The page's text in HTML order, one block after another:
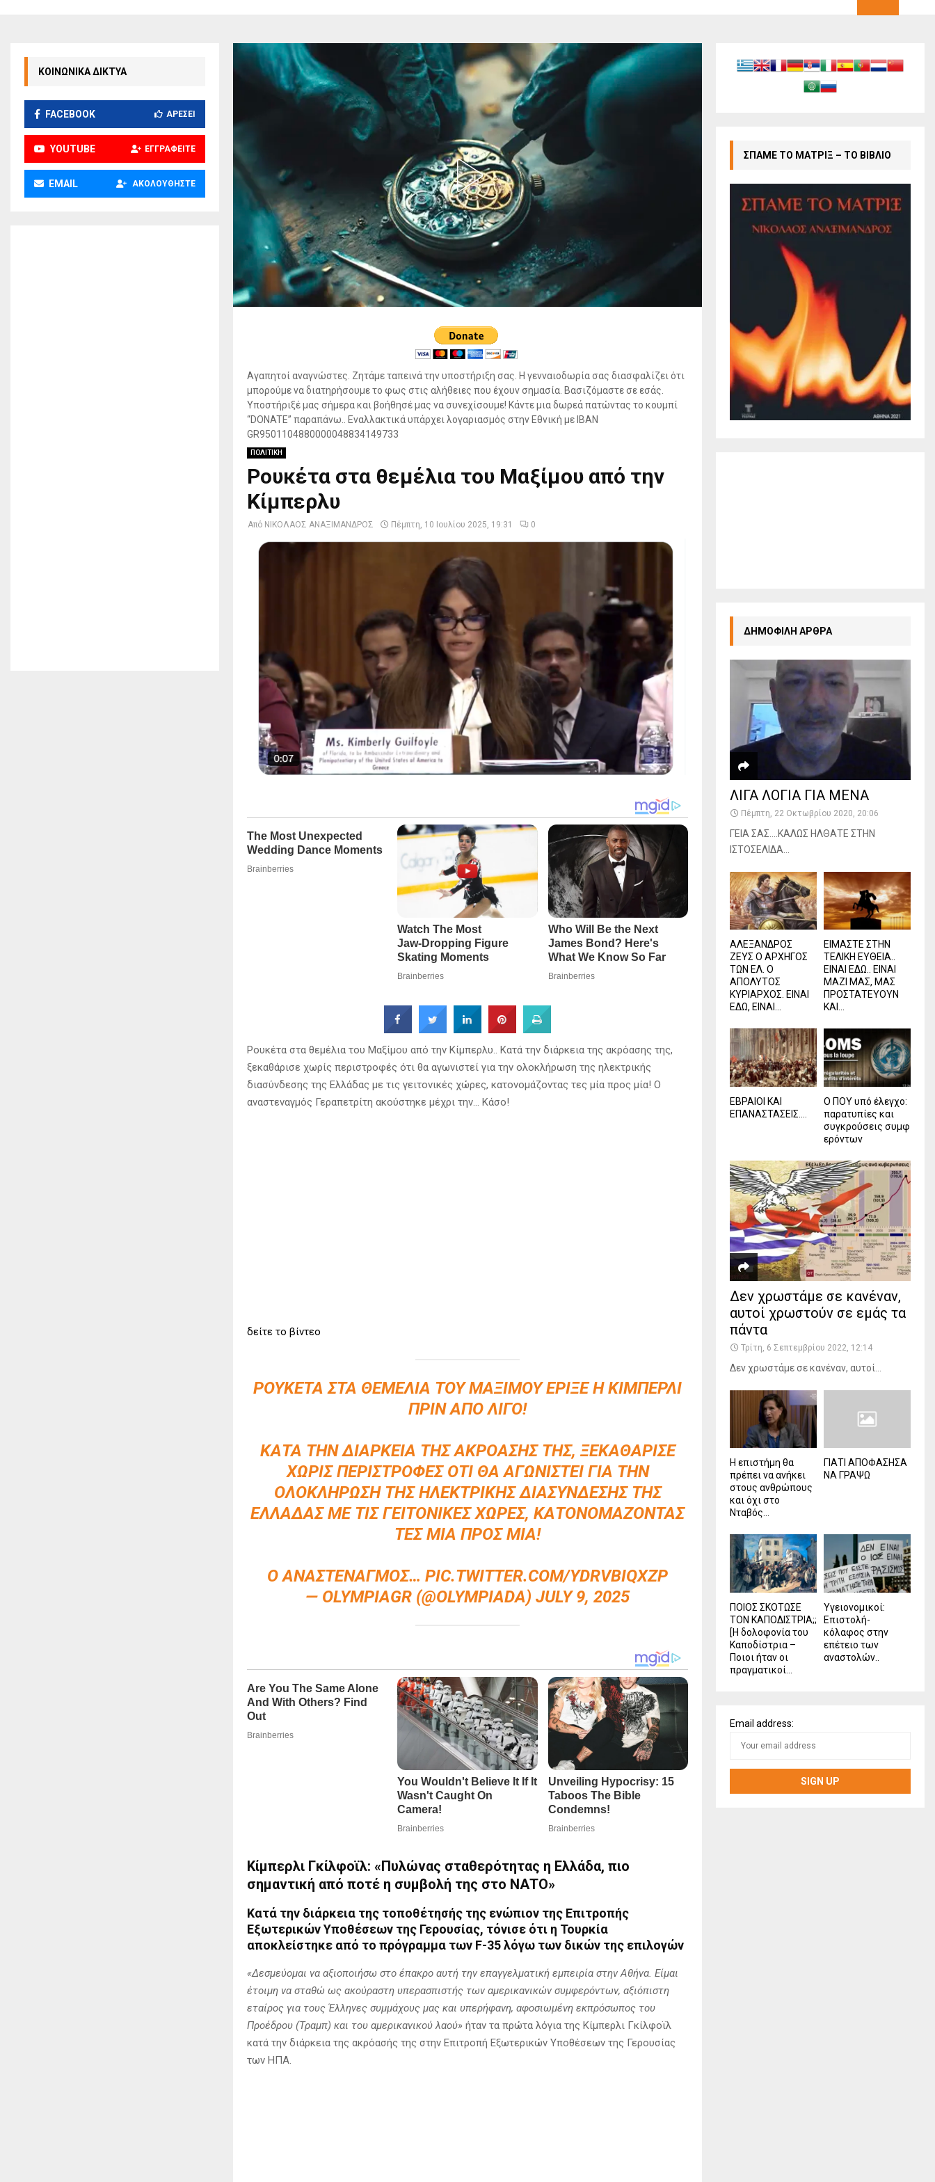
Αγαπητοί αναγνώστες. Ζητάμε ταπεινά την υποστήριξη σας. Η γενναιοδωρία σας διασφαλίζει ότι
μπορούμε να διατηρήσουμε το φως στις αλήθειες που έχουν σημασία. Βασιζόμαστε σε εσάς.
Υποστήριξέ μας σήμερα και βοήθησέ μας να συνεχίσουμε! Κάντε μια δωρεά πατώντας το κουμπί
“DONATE” παραπάνω.. Εναλλακτικά υπάρχει λογαριασμός στην Εθνική με IBAN
GR9501104880000048834149733
ΠΟΛΙΤΙΚΗ
Ρουκέτα στα θεμέλια του Μαξίμου από την
Κίμπερλυ
Από ΝΙΚΟΛΑΟΣ ΑΝΑΞΙΜΑΝΔΡΟΣ Πέμπτη, 10 Ιουλίου 2025, 19:31 0
Ρουκέτα στα θεμέλια του Μαξίμου από την Κίμπερλυ.. Κατά την διάρκεια της ακρόασης της,
ξεκαθάρισε χωρίς περιστροφές ότι θα αγωνιστεί για την ολοκλήρωση της ηλεκτρικής
διασύνδεσης της Ελλάδας με τις γειτονικές χώρες, κατονομάζοντας τες μία προς μία! Ο
αναστεναγμός Γεραπετρίτη ακούστηκε μέχρι την… Κάσο!
δείτε το βίντεο
ΡΟΥΚΈΤΑ ΣΤΑ ΘΕΜΈΛΙΑ ΤΟΥ ΜΑΞΊΜΟΥ ΈΡΙΞΕ Η ΚΊΜΠΕΡΛΙ
ΠΡΙΝ ΑΠΌ ΛΊΓΟ!
ΚΑΤΆ ΤΗΝ ΔΙΆΡΚΕΙΑ ΤΗΣ ΑΚΡΌΑΣΗΣ ΤΗΣ, ΞΕΚΑΘΆΡΙΣΕ
ΧΩΡΊΣ ΠΕΡΙΣΤΡΟΦΈΣ ΌΤΙ ΘΑ ΑΓΩΝΙΣΤΕΊ ΓΙΑ ΤΗΝ
ΟΛΟΚΛΉΡΩΣΗ ΤΗΣ ΗΛΕΚΤΡΙΚΉΣ ΔΙΑΣΎΝΔΕΣΗΣ ΤΗΣ
ΕΛΛΆΔΑΣ ΜΕ ΤΙΣ ΓΕΙΤΟΝΙΚΈΣ ΧΏΡΕΣ, ΚΑΤΟΝΟΜΆΖΟΝΤΑΣ
ΤΕΣ ΜΊΑ ΠΡΟΣ ΜΊΑ!
Ο ΑΝΑΣΤΕΝΑΓΜΌΣ… PIC.TWITTER.COM/YDRVBIQXZP
— OLYMPIAGR (@OLYMPIADA) JULY 9, 2025
Κίμπερλι Γκίλφοϊλ: «Πυλώνας σταθερότητας η Ελλάδα, πιο
σημαντική από ποτέ η συμβολή της στο ΝΑΤΟ»
Κατά την διάρκεια της τοποθέτησής της ενώπιον της Επιτροπής
Εξωτερικών Υποθέσεων της Γερουσίας, τόνισε ότι η Τουρκία
αποκλείστηκε από το πρόγραμμα των F-35 λόγω των δικών της επιλογών
«Δεσμεύομαι να αξιοποιήσω στο έπακρο αυτή την επαγγελματική εμπειρία στην Αθήνα. Είμαι
έτοιμη να σταθώ ως ακούραστη υπερασπιστής των αμερικανικών συμφερόντων, αξιόπιστη
εταίρος για τους Έλληνες συμμάχους μας και υπερήφανη, αφοσιωμένη εκπρόσωπος του
Προέδρου (Τραμπ) και του αμερικανικού λαού» ήταν τα πρώτα λόγια της Κίμπερλι Γκίλφοϊλ
κατά την διάρκεια της ακρόασής της στην Επιτροπή Εξωτερικών Υποθέσεων της Γερουσίας
των ΗΠΑ.
ΚΟΙΝΩΝΙΚΑ ΔΙΚΤΥΑ
FACEBOOK ΑΡΈΣΕΙ
YOUTUBE ΕΓΓΡΑΦΕΊΤΕ
EMAIL ΑΚΟΛΟΥΘΉΣΤΕ
ΣΠΑΜΕ ΤΟ ΜΑΤΡΙΞ – ΤΟ ΒΙΒΛΙΟ
ΔΗΜΟΦΙΛΗ ΑΡΘΡΑ
ΛΙΓΑ ΛΟΓΙΑ ΓΙΑ ΜΕΝΑ
Πέμπτη, 22 Οκτωβρίου 2020, 20:06
ΓΕΙΑ ΣΑΣ….ΚΑΛΩΣ ΗΛΘΑΤΕ ΣΤΗΝ
ΙΣΤΟΣΕΛΙΔΑ...
ΑΛΕΞΑΝΔΡΟΣ
ΖΕΥΣ Ο ΑΡΧΗΓΟΣ
ΤΩΝ ΕΛ. Ο
ΑΠΟΛΥΤΟΣ
ΚΥΡΙΑΡΧΟΣ. ΕΙΝΑΙ
ΕΔΩ, ΕΙΝΑΙ...
ΕΙΜΑΣΤΕ ΣΤΗΝ
ΤΕΛΙΚΗ ΕΥΘΕΙΑ..
ΕΙΝΑΙ ΕΔΩ.. ΕΙΝΑΙ
ΜΑΖΙ ΜΑΣ, ΜΑΣ
ΠΡΟΣΤΑΤΕΥΟΥΝ
ΚΑΙ...
ΕΒΡΑΙΟΙ ΚΑΙ
ΕΠΑΝΑΣΤΑΣΕΙΣ….
Ο ΠΟΥ υπό έλεγχο:
παρατυπίες και
συγκρούσεις συμφ
ερόντων
Δεν χρωστάμε σε κανέναν,
αυτοί χρωστούν σε εμάς τα
πάντα
Τρίτη, 6 Σεπτεμβρίου 2022, 12:14
Δεν χρωστάμε σε κανέναν, αυτοί...
Η επιστήμη θα
πρέπει να ανήκει
στους ανθρώπους
και όχι στο
Νταβός...
ΓΙΑΤΙ ΑΠΟΦΑΣΗΣΑ
ΝΑ ΓΡΑΨΩ
ΠΟΙΟΣ ΣΚΟΤΩΣΕ
ΤΟΝ ΚΑΠΟΔΙΣΤΡΙΑ;;
[Η δολοφονία του
Καποδίστρια –
Ποιοι ήταν οι
πραγματικοί...
Υγειονομικοί:
Επιστολή-
κόλαφος στην
επέτειο των
αναστολών..
Email address: